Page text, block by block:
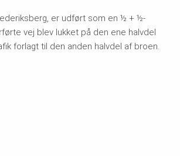
er udført som en ½ + ½-
vej blev lukket på den ene halvdel
forlagt til den anden halvdel af broen.